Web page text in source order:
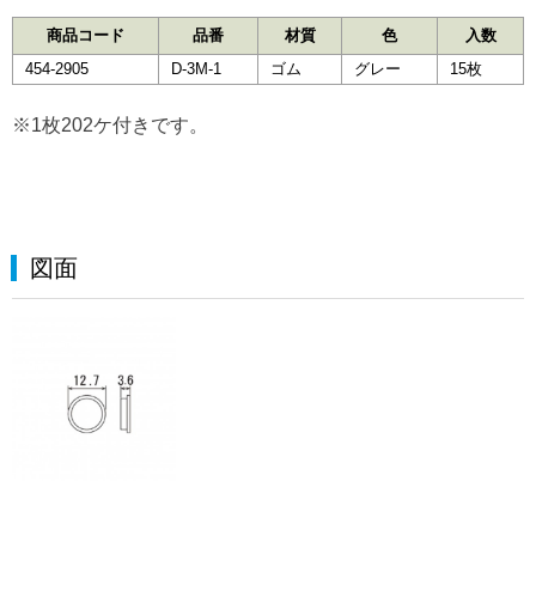
商品コード 品番 材質 色
入数
454-2905
D-3M-1 ゴム グレー 15枚
※1枚202ケ付きです。
図面